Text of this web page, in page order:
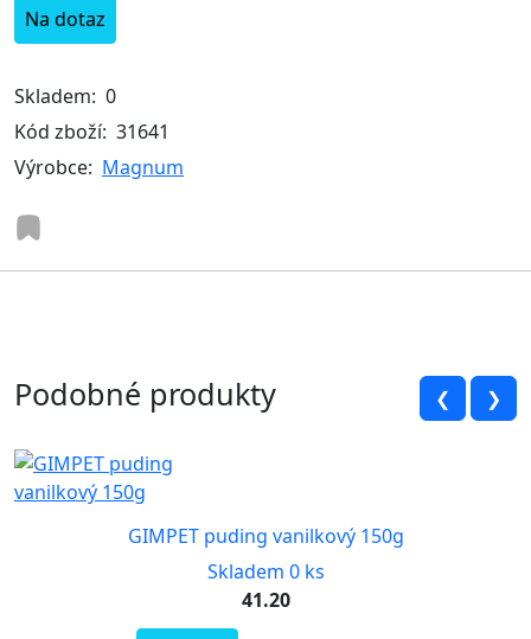
Na dotaz
Skladem: 0
Kód zboží: 31641
Výrobce: Magnum
Podobné produkty ❮ ❯
GIMPET puding vanilkový 150g
Skladem 0 ks
41.20